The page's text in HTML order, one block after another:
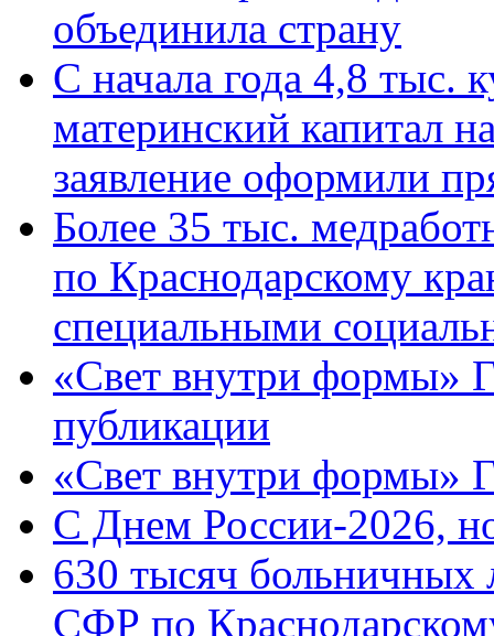
объединила страну
С начала года 4,8 тыс.
материнский капитал
заявление оформили
Более 35 тыс.
по Краснодарскому
специальными
«Свет внутри формы»
публикации
«Свет внутри формы»
C Днем России-2026,
630 тысяч больничных
СФР по